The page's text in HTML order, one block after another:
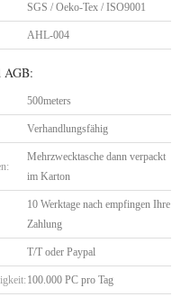
SGS / Oeko-Tex / ISO9001
AHL-004
AGB:
500meters
Verhandlungsfähig
Mehrzwecktasche dann verpackt
im Karton
10 Werktage nach empfingen Ihre
Zahlung
T/T oder Paypal
100.000 PC pro Tag